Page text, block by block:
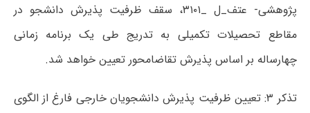
پژوهشی- عتف_ل _۳۱۰۱، سقف ظرفیت پذیرش دانشجو در
مقاطع تحصیلات تکمیلی به تدریج طی یک برنامه زمانی
چهارساله بر اساس پذیرش تقاضامحور تعیین خواهد شد.
تذکر ۳: تعیین ظرفیت پذیرش دانشجویان خارجی فارغ از الگوی